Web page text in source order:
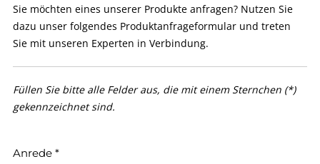
Sie möchten eines unserer Produkte anfragen? Nutzen Sie
dazu unser folgendes Produktanfrageformular und treten
Sie mit unseren Experten in Verbindung.
Füllen Sie bitte alle Felder aus, die mit einem Sternchen (*)
gekennzeichnet sind.
Anrede *